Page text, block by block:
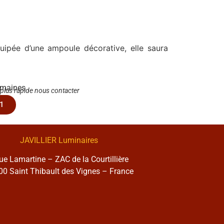
d’une ampoule décorative, elle saura
rapide nous contacter
JAVILLIER Luminaires
Lamartine – ZAC de la Courtillière
Saint Thibault des Vignes – France